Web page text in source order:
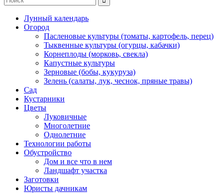
Лунный календарь
Огород
Пасленовые культуры (томаты, картофель, перец)
Тыквенные культуры (огурцы, кабачки)
Корнеплоды (морковь, свекла)
Капустные культуры
Зерновые (бобы, кукуруза)
Зелень (салаты, лук, чеснок, пряные травы)
Сад
Кустарники
Цветы
Луковичные
Многолетние
Однолетние
Технологии работы
Обустройство
Дом и все что в нем
Ландшафт участка
Заготовки
Юристы дачникам